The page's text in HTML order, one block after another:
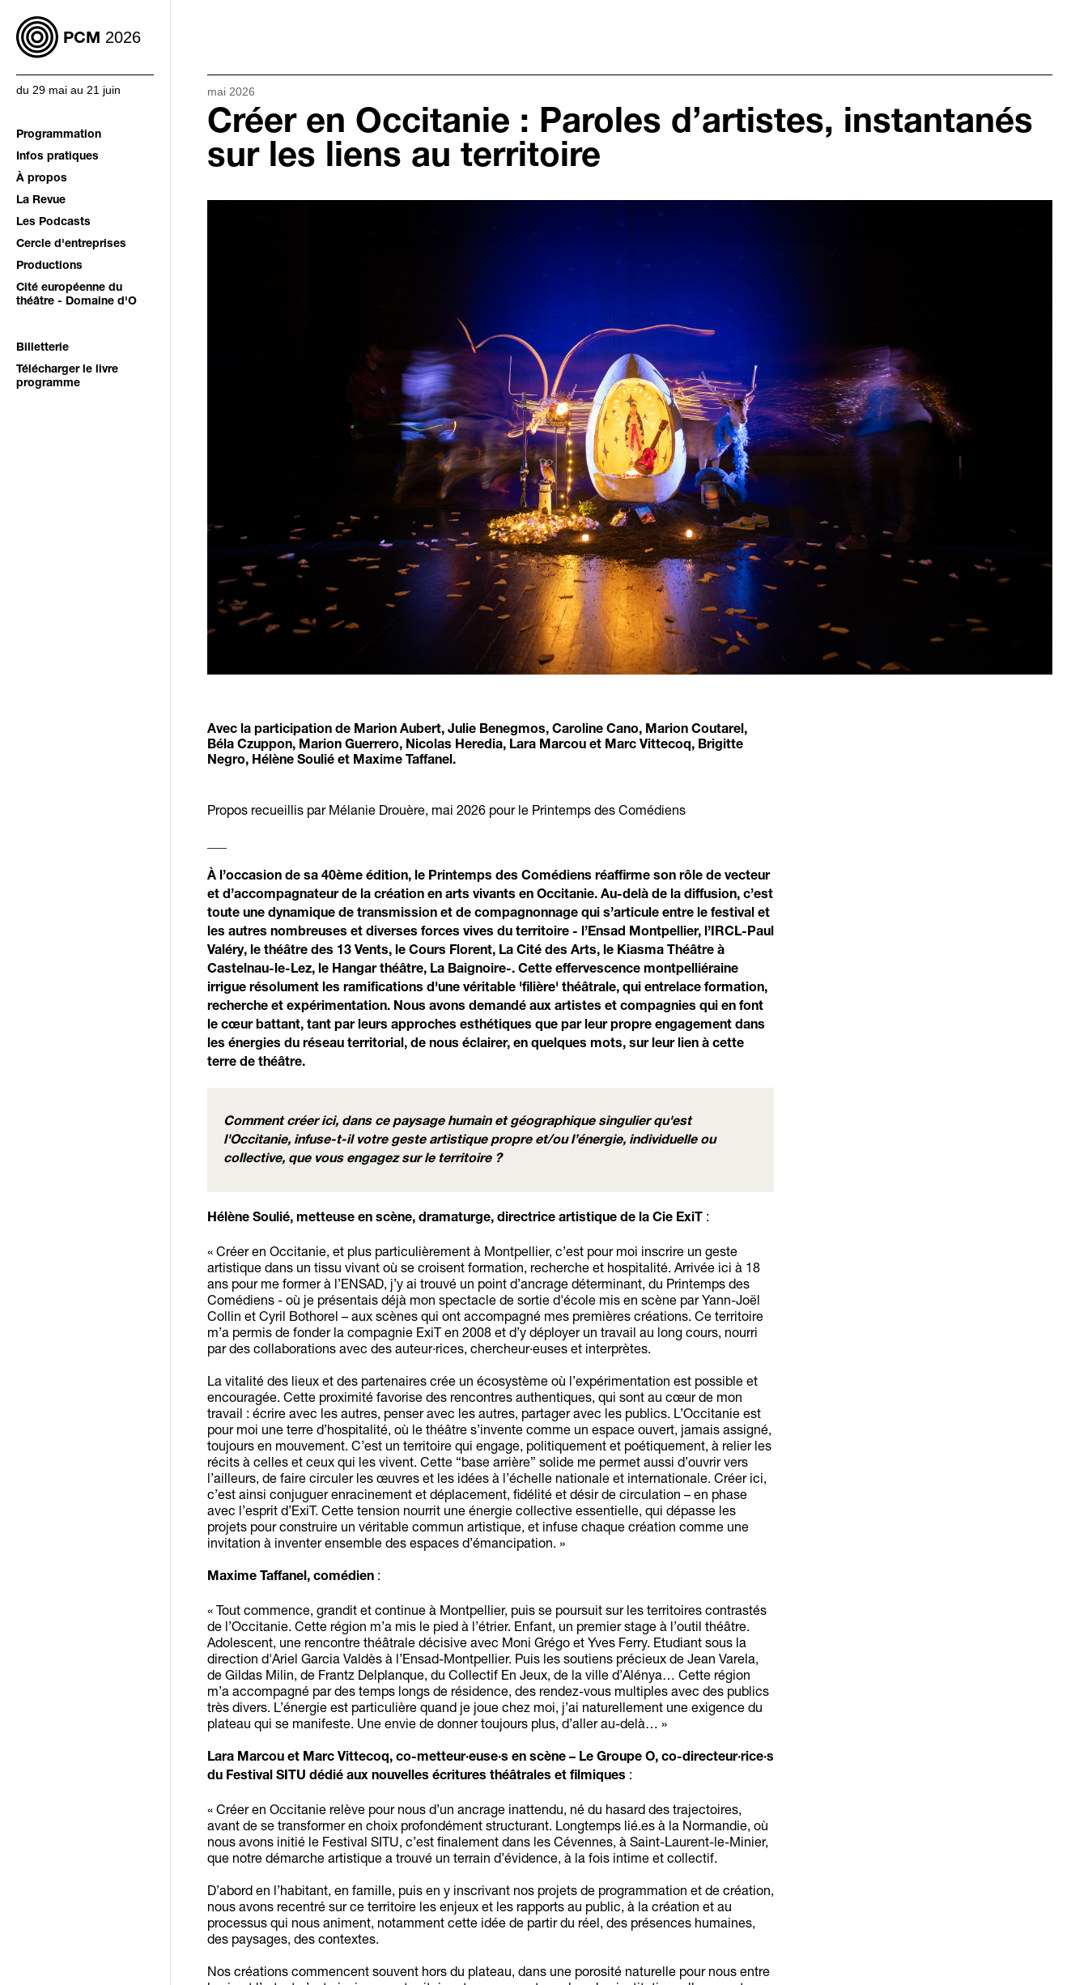
PCM 2026
du 29 mai au 21 juin
Programmation
Infos pratiques
À propos
La Revue
Les Podcasts
Cercle d'entreprises
Productions
Cité européenne du
théâtre - Domaine d'O
Billetterie
Télécharger le livre
programme
mai 2026
Créer en Occitanie : Paroles d’artistes, instantanés
sur les liens au territoire
Avec la participation de Marion Aubert, Julie Benegmos, Caroline Cano, Marion Coutarel,
Béla Czuppon, Marion Guerrero, Nicolas Heredia, Lara Marcou et Marc Vittecoq, Brigitte
Negro, Hélène Soulié et Maxime Taffanel.
Propos recueillis par Mélanie Drouère, mai 2026 pour le Printemps des Comédiens
À l’occasion de sa 40ème édition, le Printemps des Comédiens réaffirme son rôle de vecteur
et d’accompagnateur de la création en arts vivants en Occitanie. Au-delà de la diffusion, c’est
toute une dynamique de transmission et de compagnonnage qui s’articule entre le festival et
les autres nombreuses et diverses forces vives du territoire - l’Ensad Montpellier, l’IRCL-Paul
Valéry, le théâtre des 13 Vents, le Cours Florent, La Cité des Arts, le Kiasma Théâtre à
Castelnau-le-Lez, le Hangar théâtre, La Baignoire-. Cette effervescence montpelliéraine
irrigue résolument les ramifications d'une véritable 'filière' théâtrale, qui entrelace formation,
recherche et expérimentation. Nous avons demandé aux artistes et compagnies qui en font
le cœur battant, tant par leurs approches esthétiques que par leur propre engagement dans
les énergies du réseau territorial, de nous éclairer, en quelques mots, sur leur lien à cette
terre de théâtre.
Comment créer ici, dans ce paysage humain et géographique singulier qu'est
l'Occitanie, infuse-t-il votre geste artistique propre et/ou l’énergie, individuelle ou
collective, que vous engagez sur le territoire ?
Hélène Soulié, metteuse en scène, dramaturge, directrice artistique de la Cie ExiT:
« Créer en Occitanie, et plus particulièrement à Montpellier, c’est pour moi inscrire un geste
artistique dans un tissu vivant où se croisent formation, recherche et hospitalité. Arrivée ici à 18
ans pour me former à l’ENSAD, j’y ai trouvé un point d’ancrage déterminant, du Printemps des
Comédiens - où je présentais déjà mon spectacle de sortie d'école mis en scène par Yann-Joël
Collin et Cyril Bothorel – aux scènes qui ont accompagné mes premières créations. Ce territoire
m’a permis de fonder la compagnie ExiT en 2008 et d’y déployer un travail au long cours, nourri
par des collaborations avec des auteur·rices, chercheur·euses et interprètes.
La vitalité des lieux et des partenaires crée un écosystème où l’expérimentation est possible et
encouragée. Cette proximité favorise des rencontres authentiques, qui sont au cœur de mon
travail : écrire avec les autres, penser avec les autres, partager avec les publics. L’Occitanie est
pour moi une terre d’hospitalité, où le théâtre s’invente comme un espace ouvert, jamais assigné,
toujours en mouvement. C’est un territoire qui engage, politiquement et poétiquement, à relier les
récits à celles et ceux qui les vivent. Cette “base arrière” solide me permet aussi d’ouvrir vers
l’ailleurs, de faire circuler les œuvres et les idées à l’échelle nationale et internationale. Créer ici,
c’est ainsi conjuguer enracinement et déplacement, fidélité et désir de circulation – en phase
avec l’esprit d’ExiT. Cette tension nourrit une énergie collective essentielle, qui dépasse les
projets pour construire un véritable commun artistique, et infuse chaque création comme une
invitation à inventer ensemble des espaces d’émancipation. »
Maxime Taffanel, comédien:
« Tout commence, grandit et continue à Montpellier, puis se poursuit sur les territoires contrastés
de l’Occitanie. Cette région m’a mis le pied à l’étrier. Enfant, un premier stage à l’outil théâtre.
Adolescent, une rencontre théâtrale décisive avec Moni Grégo et Yves Ferry. Etudiant sous la
direction d'Ariel Garcia Valdès à l’Ensad-Montpellier. Puis les soutiens précieux de Jean Varela,
de Gildas Milin, de Frantz Delplanque, du Collectif En Jeux, de la ville d’Alénya… Cette région
m’a accompagné par des temps longs de résidence, des rendez-vous multiples avec des publics
très divers. L’énergie est particulière quand je joue chez moi, j’ai naturellement une exigence du
plateau qui se manifeste. Une envie de donner toujours plus, d’aller au-delà… »
Lara Marcou et Marc Vittecoq, co-metteur·euse·s en scène – Le Groupe O, co-directeur·rice·s
du Festival SITU dédié aux nouvelles écritures théâtrales et filmiques :
« Créer en Occitanie relève pour nous d’un ancrage inattendu, né du hasard des trajectoires,
avant de se transformer en choix profondément structurant. Longtemps lié.es à la Normandie, où
nous avons initié le Festival SITU, c’est finalement dans les Cévennes, à Saint-Laurent-le-Minier,
que notre démarche artistique a trouvé un terrain d’évidence, à la fois intime et collectif.
D’abord en l’habitant, en famille, puis en y inscrivant nos projets de programmation et de création,
nous avons recentré sur ce territoire les enjeux et les rapports au public, à la création et au
processus qui nous animent, notamment cette idée de partir du réel, des présences humaines,
des paysages, des contextes.
Nos créations commencent souvent hors du plateau, dans une porosité naturelle pour nous entre